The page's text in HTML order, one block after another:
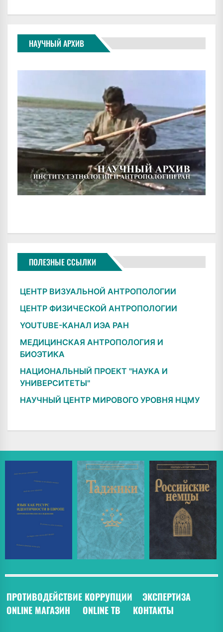
НАУЧНЫЙ АРХИВ
ПОЛЕЗНЫЕ ССЫЛКИ
ЦЕНТР ВИЗУАЛЬНОЙ АНТРОПОЛОГИИ
ЦЕНТР ФИЗИЧЕСКОЙ АНТРОПОЛОГИИ
YOUTUBE-КАНАЛ ИЭА РАН
МЕДИЦИНСКАЯ АНТРОПОЛОГИЯ И
БИОЭТИКА
НАЦИОНАЛЬНЫЙ ПРОЕКТ "НАУКА И
УНИВЕРСИТЕТЫ"
НАУЧНЫЙ ЦЕНТР МИРОВОГО УРОВНЯ НЦМУ
ПРОТИВОДЕЙСТВИЕ КОРРУПЦИИ ЭКСПЕРТИЗА
ONLINE МАГАЗИН
ONLINE ТВ КОНТАКТЫ